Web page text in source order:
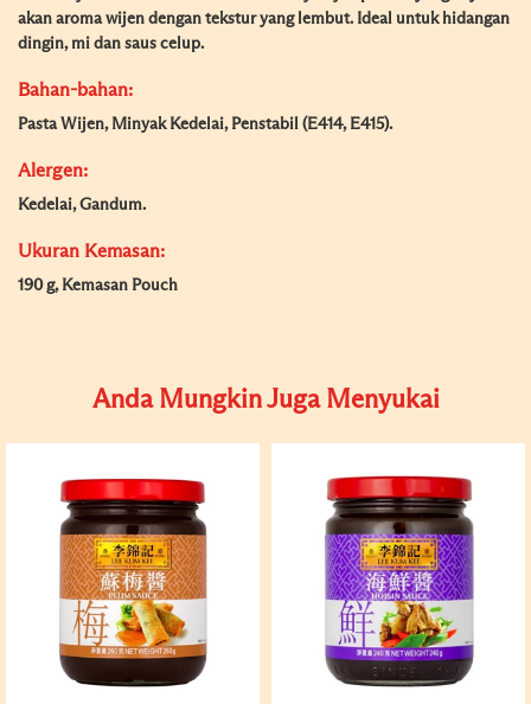
akan aroma wijen dengan tekstur yang lembut. Ideal untuk hidangan
dingin, mi dan saus celup.
Bahan-bahan:
Pasta Wijen, Minyak Kedelai, Penstabil (E414, E415).
Alergen:
Kedelai, Gandum.
Ukuran Kemasan:
190 g, Kemasan Pouch
Anda Mungkin Juga Menyukai